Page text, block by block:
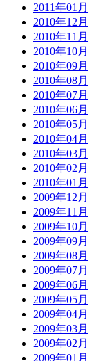
2011年01月
2010年12月
2010年11月
2010年10月
2010年09月
2010年08月
2010年07月
2010年06月
2010年05月
2010年04月
2010年03月
2010年02月
2010年01月
2009年12月
2009年11月
2009年10月
2009年09月
2009年08月
2009年07月
2009年06月
2009年05月
2009年04月
2009年03月
2009年02月
2009年01月